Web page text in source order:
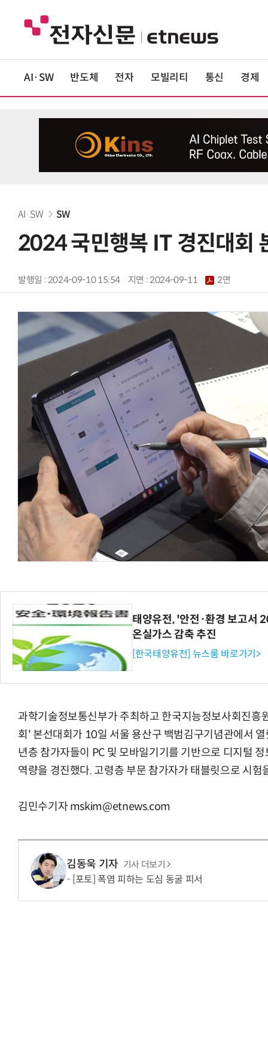
AI·SW 반도체 전자 모빌리티 통신 경제
AI·SW SW
2024 국민행복 IT 경진대회
발행일 : 2024-09-10 15:54 지면 :2024-09-11 2면
태양유전, '안전·환경 보고
온실가스 감축 추진
[한국태양유전] 뉴스룸 바로가기>
과학기술정보통신부가 주최하고 한국지능정보사회진
회' 본선대회가 10일 서울 용산구 백범김구기념관에서
년층 참가자들이 PC 및 모바일기기를 기반으로 디지털
역량을 경진했다. 고령층 부문 참가자가 태블릿으로 시험
김민수기자 mskim@etnews.com
김동욱 기자 기사 더보기
[포토] 폭염 피하는 도심 동굴 피서
체계화 된 데이터가 곧 AI 시대의 경쟁력이다 현업에서 바로 쓰는 "하네스